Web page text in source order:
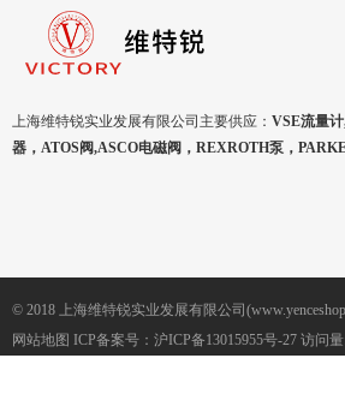
上海维特锐实业发展有限公司主要供应： VSE流量
器，ATOS阀,ASCO电磁阀，REXROTH泵，
© 2018 上海维特锐实业发展有限公司
网站地图 ICP备案号： 沪ICP备13015955号-27 访问量